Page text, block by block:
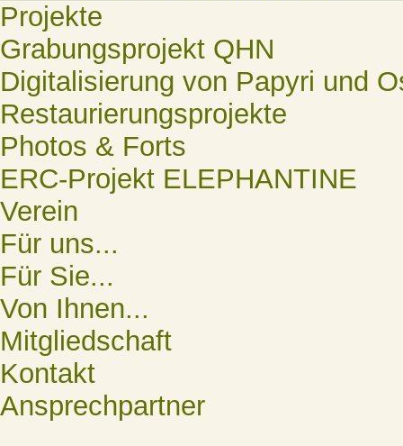
Projekte
Grabungsprojekt QHN
Digitalisierung von Papyri und
Restaurierungsprojekte
Photos & Forts
ERC-Projekt ELEPHANTINE
Verein
Für uns...
Für Sie...
Von Ihnen...
Mitgliedschaft
Kontakt
Ansprechpartner